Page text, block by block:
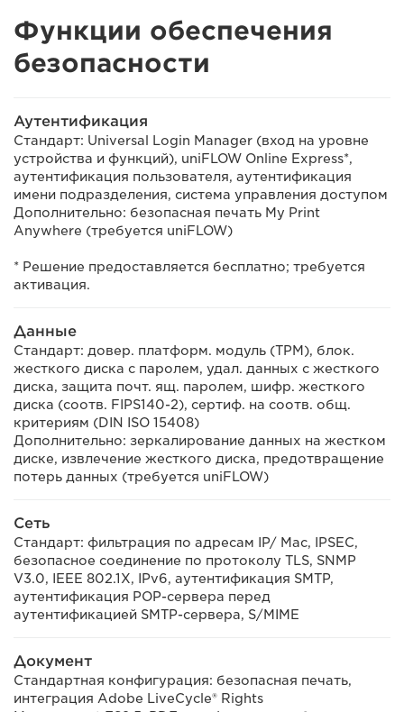
Функции обеспечения
безопасности
Аутентификация
Стандарт: Universal Login Manager (вход на уровне
устройства и функций), uniFLOW Online Express*,
аутентификация пользователя, аутентификация
имени подразделения, система управления доступом
Дополнительно: безопасная печать My Print
Anywhere (требуется uniFLOW)
* Решение предоставляется бесплатно; требуется
активация.
Данные
Стандарт: довер. платформ. модуль (TPM), блок.
жесткого диска с паролем, удал. данных с жесткого
диска, защита почт. ящ. паролем, шифр. жесткого
диска (соотв. FIPS140-2), сертиф. на соотв. общ.
критериям (DIN ISO 15408)
Дополнительно: зеркалирование данных на жестком
диске, извлечение жесткого диска, предотвращение
потерь данных (требуется uniFLOW)
Сеть
Стандарт: фильтрация по адресам IP/ Mac, IPSEC,
безопасное соединение по протоколу TLS, SNMP
V3.0, IEEE 802.1X, IPv6, аутентификация SMTP,
аутентификация POP-сервера перед
аутентификацией SMTP-сервера, S/MIME
Документ
Стандартная конфигурация: безопасная печать,
интеграция Adobe LiveCycle® Rights